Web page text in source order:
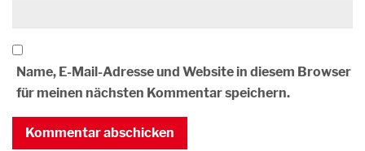
Name, E-Mail-Adresse und Website in diesem Browser
für meinen nächsten Kommentar speichern.